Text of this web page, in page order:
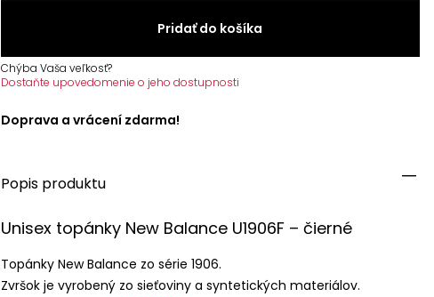
Pridať do košíka
Chýba Vaša veľkosť?
Dostaňte upovedomenie o jeho dostupnosti
Doprava a vrácení zdarma!
Popis produktu
Unisex topánky New Balance U1906F – čierné
Topánky New Balance zo série 1906.
Zvršok je vyrobený zo sieťoviny a syntetických materiálov.